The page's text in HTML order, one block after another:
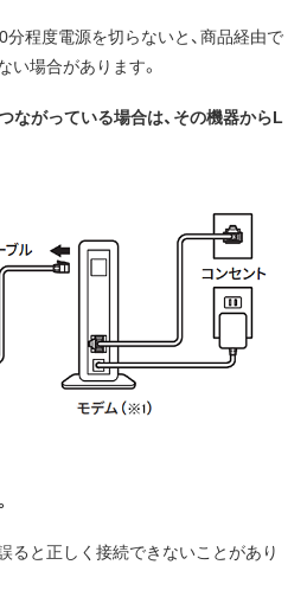
分程度電源を切らないと、商品経由で
い場合があります。
ながっている場合は、その機器からL
ると正しく接続できないことがあり